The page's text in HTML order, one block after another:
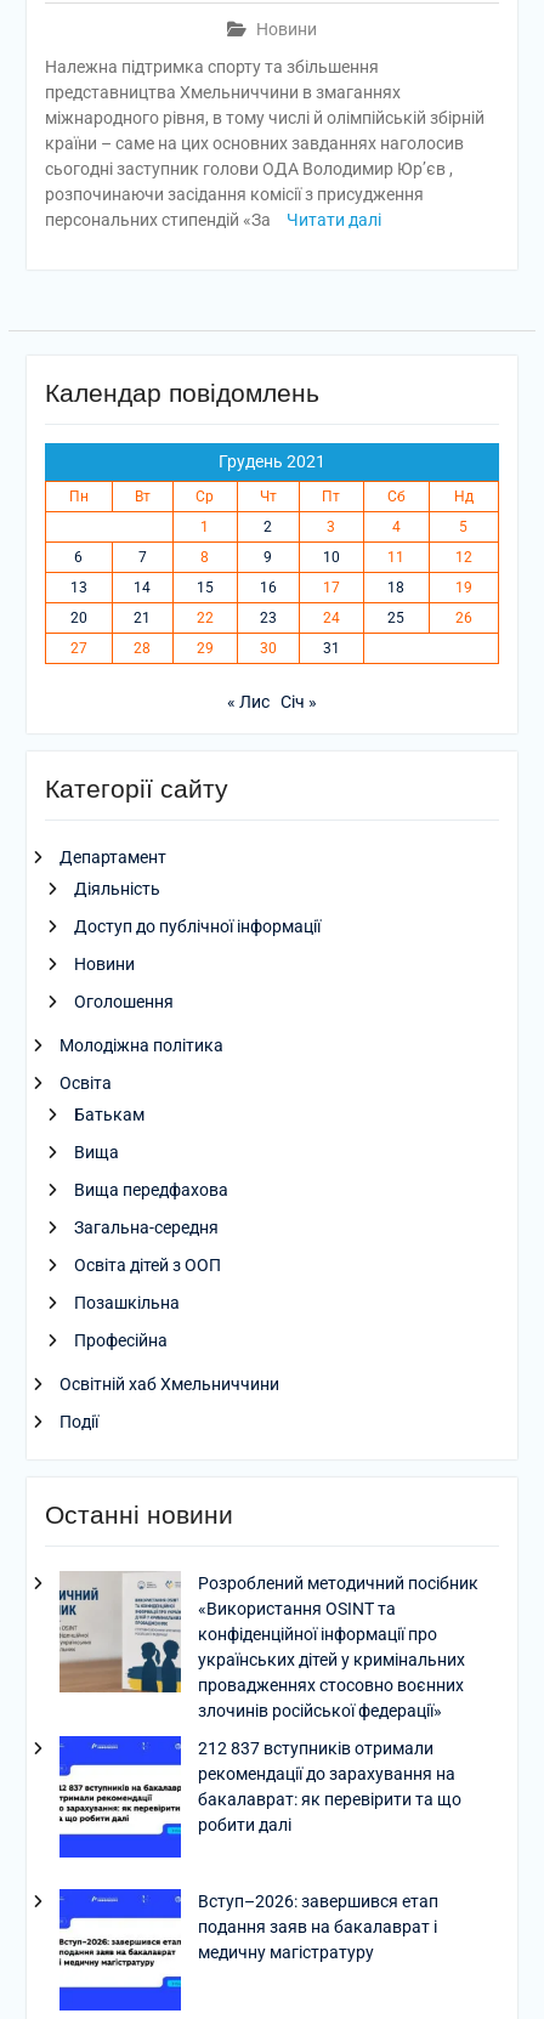
Новини
Належна підтримка спорту та збільшення
представництва Хмельниччини в змаганнях
міжнародного рівня, в тому числі й олімпійській збірній
країни – саме на цих основних завданнях наголосив
сьогодні заступник голови ОДА Володимир Юр’єв ,
розпочинаючи засідання комісії з присудження
персональних стипендій «За
Читати далі
Календар повідомлень
Грудень 2021
Пн Вт Ср Чт Пт Сб
Нд
1
2 3 4
5
6
7 8 9 10 11
12
13
14 15 16 17 18
19
20
21 22 23 24 25
26
27
28 29 30 31
« Лис Січ »
Категорії сайту
Департамент
Діяльність
Доступ до публічної інформації
Новини
Оголошення
Молодіжна політика
Освіта
Батькам
Вища
Вища передфахова
Загальна-середня
Освіта дітей з ООП
Позашкільна
Професійна
Освітній хаб Хмельниччини
Події
Останні новини
Розроблений методичний посібник
«Використання OSINT та
конфіденційної інформації про
українських дітей у кримінальних
провадженнях стосовно воєнних
злочинів російської федерації»
212 837 вступників отримали
рекомендації до зарахування на
бакалаврат: як перевірити та що
робити далі
Вступ–2026: завершився етап
подання заяв на бакалаврат і
медичну магістратуру